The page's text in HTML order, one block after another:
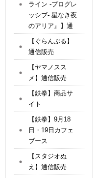
ライン -プログレ
ッシブ- 星なき夜
のアリア』】通
【ぐらんぶる】
通信販売
【ヤマノスス
メ】通信販売
【鉄拳】商品サ
イト
【鉄拳】9月18
日・19日カフェ
ブース
【スタジオぬ
え】通信販売